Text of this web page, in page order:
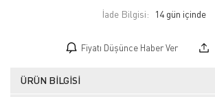
İade Bilgisi:
Fiyatı Düşünce Haber Ver
ÜRÜN BILGISI